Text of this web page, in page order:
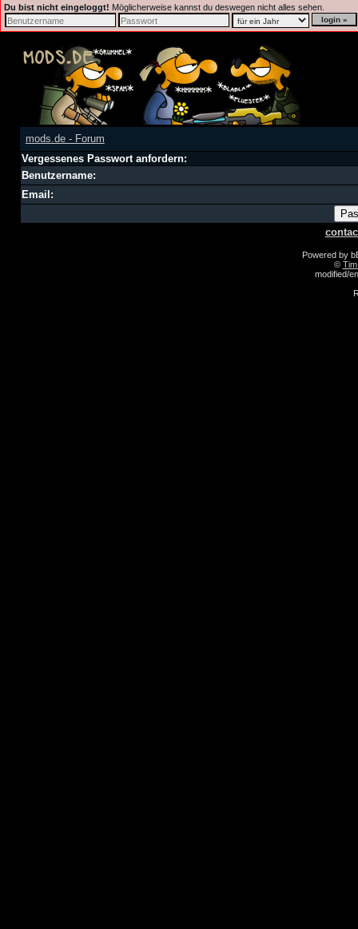
Du bist nicht eingeloggt! Möglicherweise kannst du deswegen nicht alles sehen.
mods.de - Forum
Vergessenes Passwort anfordern:
Benutzername:
Email:
Powered by
©
modified/